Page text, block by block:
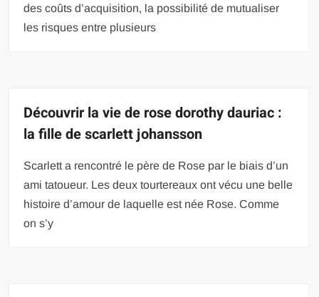
des coûts d’acquisition, la possibilité de mutualiser
les risques entre plusieurs
Découvrir la vie de rose dorothy dauriac :
la fille de scarlett johansson
Scarlett a rencontré le père de Rose par le biais d’un
ami tatoueur. Les deux tourtereaux ont vécu une belle
histoire d’amour de laquelle est née Rose. Comme
on s’y